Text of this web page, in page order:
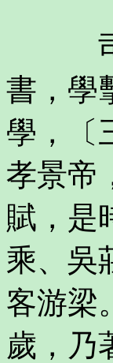
司馬
書，學
學，〔
孝景帝
賦，是
乘、吳
客游梁
歲，乃